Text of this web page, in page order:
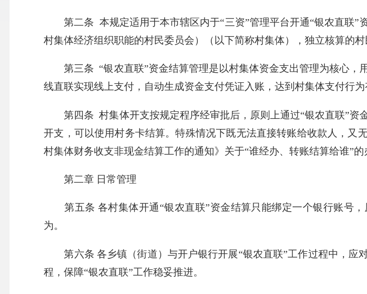
第二条 本规定适用于本市辖区内于“三资”管理平台开通“银农直联
村集体经济组织职能的村民委员会）（以下简称村集体），独立核算的村
第三条 “银农直联”资金结算管理是以村集体资金支出管理为核心
线直联实现线上支付，自动生成资金支付凭证入账，达到村集体支付行
第四条 村集体开支按规定程序经审批后，原则上通过“银农直联”
开支，可以使用村务卡结算。特殊情况下既无法直接转账给收款人，又
村集体财务收支非现金结算工作的通知》关于“谁经办、转账结算给谁”的
第二章 日常管理
第五条 各村集体开通“银农直联”资金结算只能绑定一个银行账号
为。
第六条 各乡镇（街道）与开户银行开展“银农直联”工作过程中，
程，保障“银农直联”工作稳妥推进。